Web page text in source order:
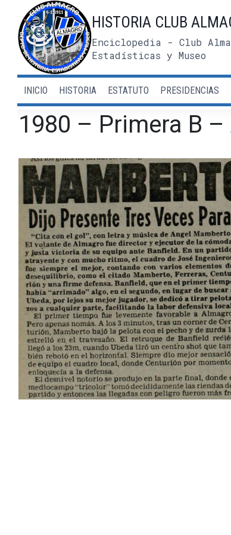
contenido
HISTORIA CLUB
Enciclopedia - Club
Estadísticas y Museo
INICIO HISTORIA ESTATUTO PRESIDENCIAS
1980 – Primera B